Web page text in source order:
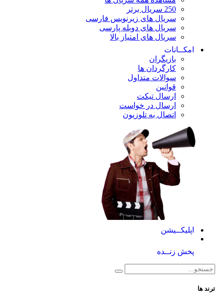
سریال های زیرنویس فارسی
سریال های دوبله پارسی
سریال های امتیاز بالا
کارگردان ها
سوالات متداول
ارسال تیکت
ارسال در خواست
اتصال به تلوزیون
زنــده